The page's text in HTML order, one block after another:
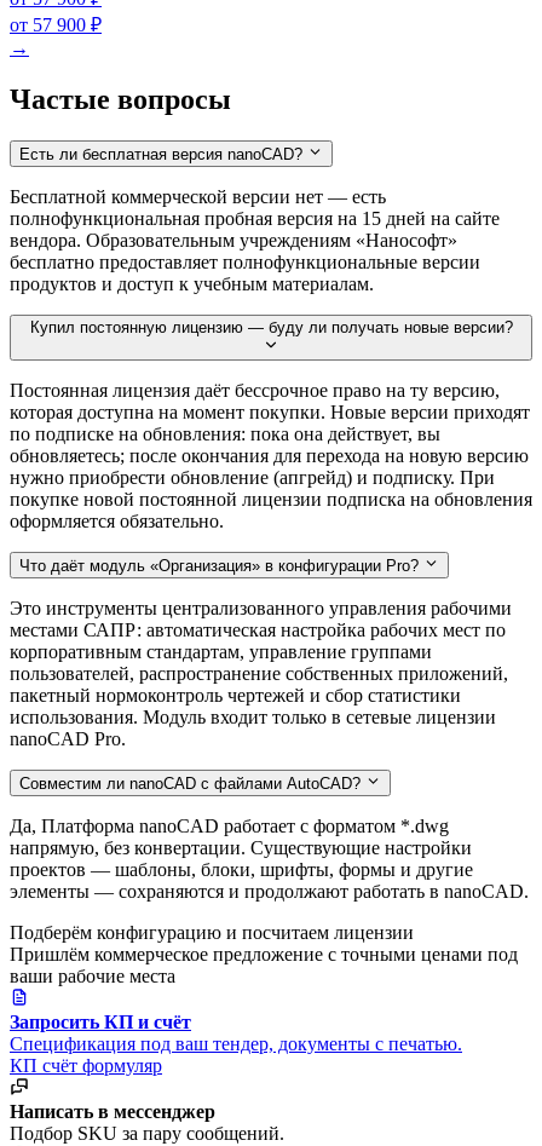
от 57 900 ₽
→
Частые вопросы
Есть ли бесплатная версия nanoCAD?
Бесплатной коммерческой версии нет — есть
полнофункциональная пробная версия на 15 дней на сайте
вендора. Образовательным учреждениям «Нанософт»
бесплатно предоставляет полнофункциональные версии
продуктов и доступ к учебным материалам.
Купил постоянную лицензию — буду ли получать новые версии?
Постоянная лицензия даёт бессрочное право на ту версию,
которая доступна на момент покупки. Новые версии приходят
по подписке на обновления: пока она действует, вы
обновляетесь; после окончания для перехода на новую версию
нужно приобрести обновление (апгрейд) и подписку. При
покупке новой постоянной лицензии подписка на обновления
оформляется обязательно.
Что даёт модуль «Организация» в конфигурации Pro?
Это инструменты централизованного управления рабочими
местами САПР: автоматическая настройка рабочих мест по
корпоративным стандартам, управление группами
пользователей, распространение собственных приложений,
пакетный нормоконтроль чертежей и сбор статистики
использования. Модуль входит только в сетевые лицензии
nanoCAD Pro.
Совместим ли nanoCAD с файлами AutoCAD?
Да, Платформа nanoCAD работает с форматом *.dwg
напрямую, без конвертации. Существующие настройки
проектов — шаблоны, блоки, шрифты, формы и другие
элементы — сохраняются и продолжают работать в nanoCAD.
Подберём конфигурацию и посчитаем лицензии
Пришлём коммерческое предложение с точными ценами под
ваши рабочие места
Запросить КП и счёт
Спецификация под ваш тендер, документы с печатью.
КП счёт формуляр
Написать в мессенджер
Подбор SKU за пару сообщений.